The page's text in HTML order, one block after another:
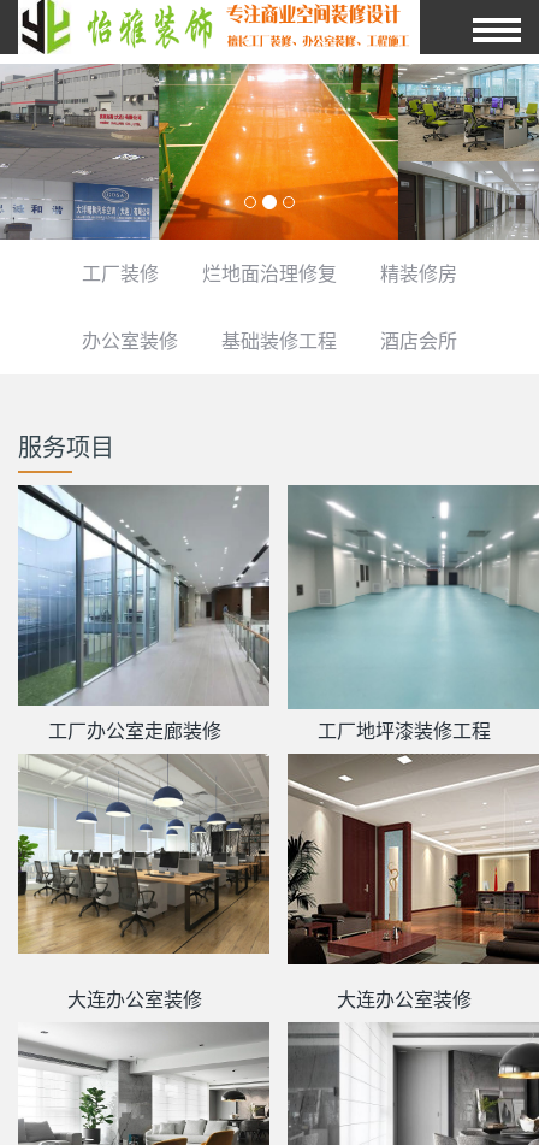
工厂装修 烂地面治理修复 精装修房
办公室装修 基础装修工程 酒店会所
服务项目
工厂办公室走廊装修 工厂地坪漆装修工程
大连办公室装修 大连办公室装修